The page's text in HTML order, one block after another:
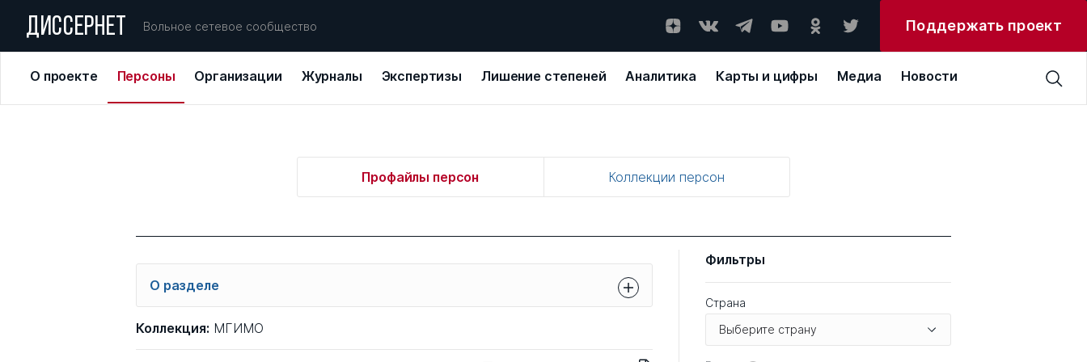
ДИССЕРНЕТ Вольное сетевое сообщество Поддержать проект
О проекте Персоны Организации Журналы Экспертизы Лишение степеней Аналитика Карты и цифры Медиа Новости
Профайлы персон Коллекции персон
О разделе
Перед вами список фигурантов Диссернета. О принципах включения
Коллекция: МГИМО
Фильтры
Страна
Выберите страну